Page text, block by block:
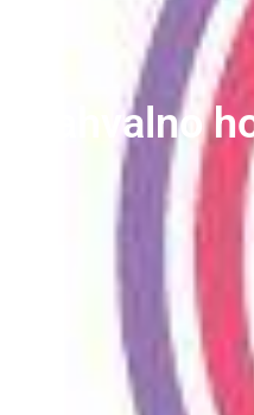
Zahvalno